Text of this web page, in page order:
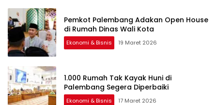
Pemkot Palembang Adakan Open House
di Rumah Dinas Wali Kota
Ekonomi & Bisnis 19 Maret 2026
1.000 Rumah Tak Kayak Huni di
Palembang Segera Diperbaiki
Ekonomi & Bisnis 17 Maret 2026